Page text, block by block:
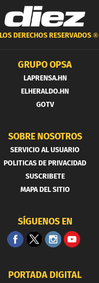
DERECHOS RESERVADOS ®
GRUPO OPSA
LAPRENSA.HN
ELHERALDO.HN
GOTV
SOBRE NOSOTROS
SERVICIO AL USUARIO
POLITICAS DE PRIVACIDAD
SUSCRIBETE
MAPA DEL SITIO
SÍGUENOS EN
PORTADA DIGITAL